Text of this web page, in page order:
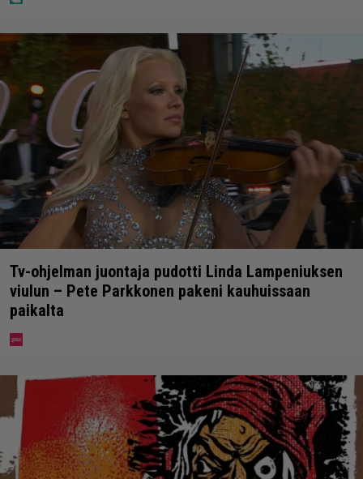
Tv-ohjelman juontaja pudotti Linda Lampeniuksen
viulun – Pete Parkkonen pakeni kauhuissaan
paikalta